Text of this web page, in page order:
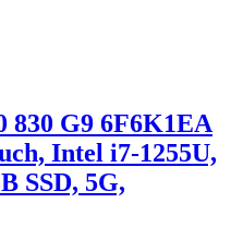
830 G9 6F6K1EA
Intel i7-1255U,
SSD, 5G,